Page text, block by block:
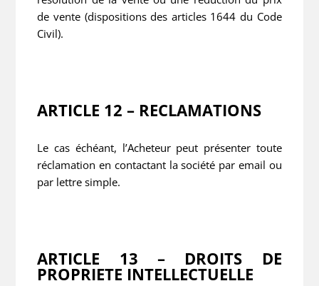
de vente (dispositions des articles 1644 du Code
Civil).
ARTICLE 12 – RECLAMATIONS
Le cas échéant, l’Acheteur peut présenter toute
réclamation en contactant la société par email ou
par lettre simple.
ARTICLE 13 – DROITS DE
PROPRIETE INTELLECTUELLE